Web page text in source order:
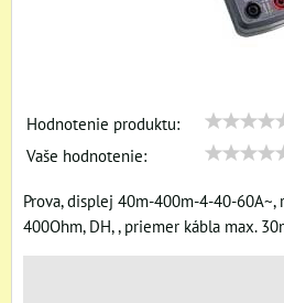
Hodnotenie produktu:
Vaše hodnotenie:
Prova, displej 40m-400m-4-40-60A~,
400Ohm, DH, , priemer kábla max.